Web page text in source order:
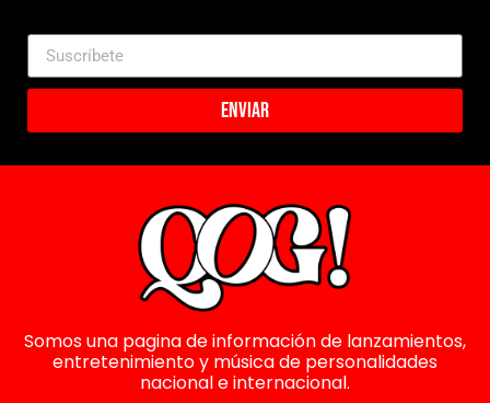
Enviar
Somos una pagina de información de lanzamientos,
entretenimiento y música de personalidades
nacional e internacional.